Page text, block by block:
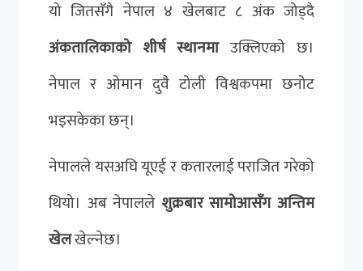
यो जितसँगै नेपाल ४ खेलबाट ८ अंक जोड्दै
अंकतालिकाको शीर्ष स्थानमाउक्लिएको छ।
नेपाल र ओमान दुवै टोली विश्वकपमा छनोट
भइसकेका छन्।
नेपालले यसअघि यूएई र कतारलाई पराजित गरेको
थियो। अब नेपालले शुक्रबार सामोआसँग अन्तिम
खेलखेल्नेछ।